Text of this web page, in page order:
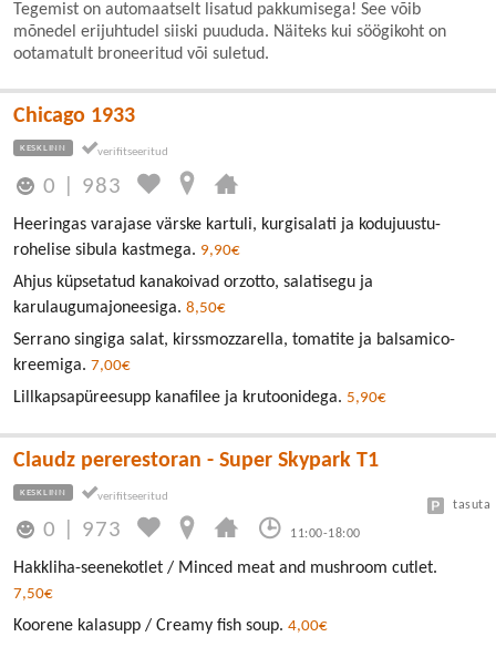
Tegemist on automaatselt lisatud pakkumisega! See võib
mõnedel erijuhtudel siiski puududa. Näiteks kui söögikoht on
ootamatult broneeritud või suletud.
Chicago 1933
KESKLINN
0 983
Heeringas varajase värske kartuli, kurgisalati ja kodujuustu-
rohelise sibula kastmega. 9,90€
Ahjus küpsetatud kanakoivad orzotto, salatisegu ja
karulaugumajoneesiga. 8,50€
Serrano singiga salat, kirssmozzarella, tomatite ja balsamico-
kreemiga. 7,00€
Lillkapsapüreesupp kanafilee ja krutoonidega. 5,90€
Claudz pererestoran - Super Skypark T1
KESKLINN
0 973 11:00-18:00
tasuta
Hakkliha-seenekotlet / Minced meat and mushroom cutlet.
7,50€
Koorene kalasupp / Creamy fish soup. 4,00€